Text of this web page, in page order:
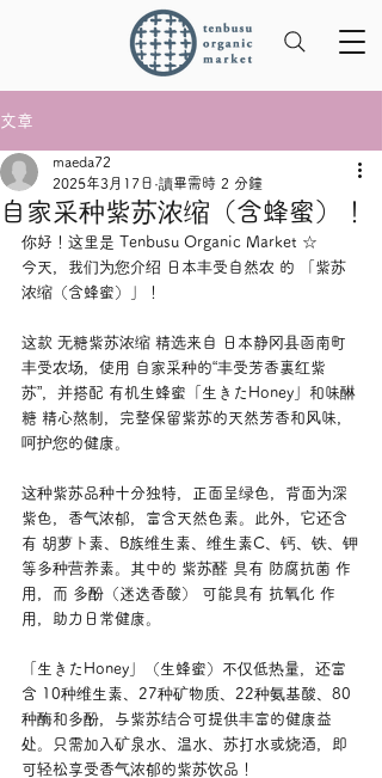
文章
自家采种紫苏浓缩（含蜂蜜）！
maeda72
2025年3月17日 讀畢需時 2 分鐘
你好！这里是 Tenbusu Organic Market ☆
今天，我们为您介绍 日本丰受自然农 的 「紫苏
浓缩（含蜂蜜）」！
这款 无糖紫苏浓缩 精选来自 日本静冈县函南町
丰受农场，使用 自家采种的“丰受芳香裏红紫
苏”，并搭配 有机生蜂蜜「生きたHoney」和味醂
糖 精心熬制，完整保留紫苏的天然芳香和风味，
呵护您的健康。
这种紫苏品种十分独特，正面呈绿色，背面为深
紫色，香气浓郁，富含天然色素。此外，它还含
有 胡萝卜素、B族维生素、维生素C、钙、铁、钾
等多种营养素。其中的 紫苏醛 具有 防腐抗菌 作
用，而 多酚（迷迭香酸） 可能具有 抗氧化 作
用，助力日常健康。
「生きたHoney」（生蜂蜜）不仅低热量，还富
含 10种维生素、27种矿物质、22种氨基酸、80
种酶和多酚，与紫苏结合可提供丰富的健康益
处。只需加入矿泉水、温水、苏打水或烧酒，即
可轻松享受香气浓郁的紫苏饮品！